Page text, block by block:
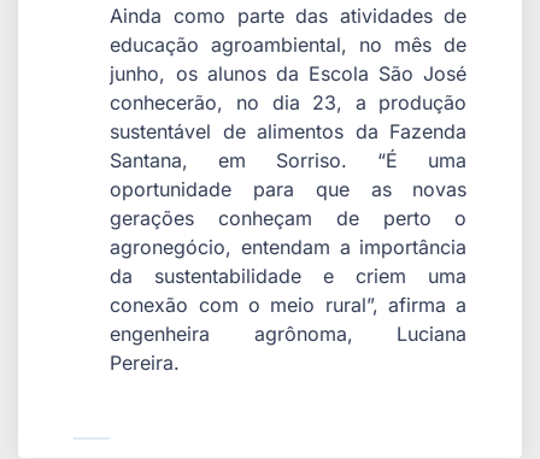
Ainda como parte das atividades de
educação agroambiental, no mês de
junho, os alunos da Escola São José
conhecerão, no dia 23, a produção
sustentável de alimentos da Fazenda
Santana, em Sorriso. “É uma
oportunidade para que as novas
gerações conheçam de perto o
agronegócio, entendam a importância
da sustentabilidade e criem uma
conexão com o meio rural”, afirma a
engenheira agrônoma, Luciana
Pereira.